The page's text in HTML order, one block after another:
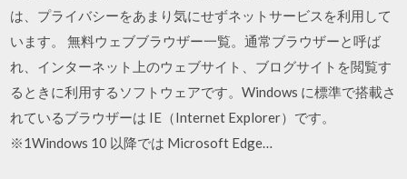
は、プライバシーをあまり気にせずネットサービスを利用して
います。 無料ウェブブラウザー一覧。通常ブラウザーと呼ば
れ、インターネット上のウェブサイト、ブログサイトを閲覧す
るときに利用するソフトウェアです。Windows に標準で搭載さ
れているブラウザーは IE（Internet Explorer）です。
※1Windows 10 以降では Microsoft Edge…